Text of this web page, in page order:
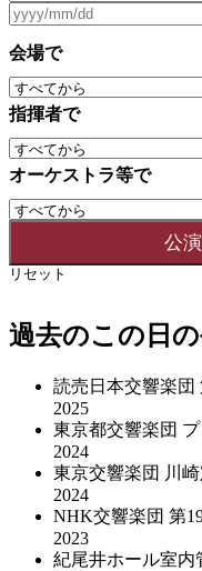
会場で
指揮者で
オーケストラ等で
リセット
過去のこの日
読売日本交響楽団
2025
東京都交響楽団
2024
東京交響楽団 川
2024
NHK交響楽団 第
2023
紀尾井ホール室内